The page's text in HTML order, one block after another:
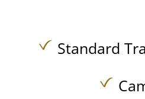
Standard